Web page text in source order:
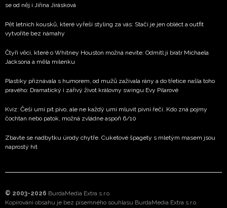
se od něj i Jiřina Jirásková
Pět letních kousků, které vyřeší styling za vás: Stačí je jen obléct a outfit
vytvoříte bez námahy
Čtyři věci, které o Whitney Houston možná nevíte: Odmítl ji bratr Michaela
Jacksona a měla milenku
Plastiky přiznávala s humorem, od mužů zažívala rány a do třetice našla toho
pravého: Dramatický i zářivý život královny swingu Evy Pilarové
Kvíz: Češi umí pít pivo, ale ne každý umí mluvit pivní řečí. Kdo zná pojmy
čochtan nebo patok, možná zvládne aspoň 6/10
Zbavte se nadbytku úrody chytře. Cuketové špagety s mletým masem jsou
naprostý hit
© 2003-2026 BurdaMedia Extra s.r.o.
Kopírování obsahu je bez písemného souhlasu BurdaMedia Extra s.r.o.